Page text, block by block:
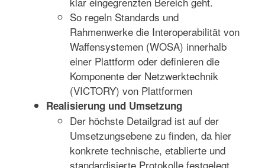
So regeln Standards und
Rahmenwerke die Interoperabilität von
Waffensystemen (WOSA) innerhalb
einer Plattform oder definieren die
Komponente der Netzwerktechnik
(VICTORY) von Plattformen
Realisierung und Umsetzung
Der höchste Detailgrad ist auf der
Umsetzungsebene zu finden, da hier
konkrete technische, etablierte und
standardisierte Protokolle festgelegt